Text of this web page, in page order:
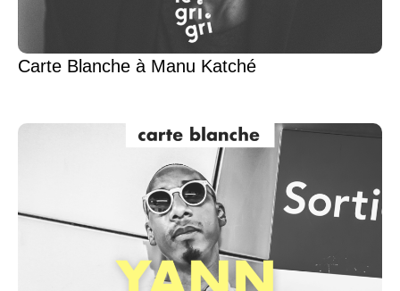
Carte Blanche à Manu Katché